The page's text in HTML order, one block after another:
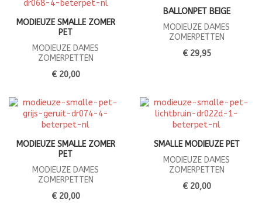
MODIEUZE SMALLE ZOMER
PET
MODIEUZE DAMES
ZOMERPETTEN
€ 20,00
BALLONPET BEIGE
MODIEUZE DAMES
ZOMERPETTEN
€ 29,95
MODIEUZE SMALLE ZOMER
PET
MODIEUZE DAMES
ZOMERPETTEN
€ 20,00
SMALLE MODIEUZE PET
MODIEUZE DAMES
ZOMERPETTEN
€ 20,00